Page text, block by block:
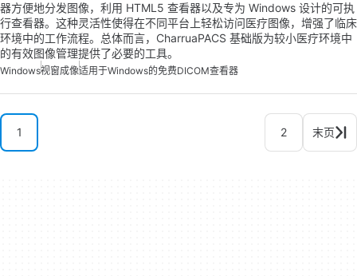
器方便地分发图像，利用 HTML5 查看器以及专为 Windows 设计的可执
行查看器。这种灵活性使得在不同平台上轻松访问医疗图像，增强了临床
环境中的工作流程。总体而言，CharruaPACS 基础版为较小医疗环境中
的有效图像管理提供了必要的工具。
Windows视窗成像适用于Windows的免费DICOM查看器
1 2 末页